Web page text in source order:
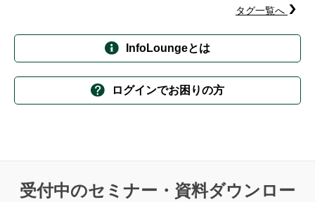
タグ一覧へ
InfoLoungeとは
ログインでお困りの方
受付中のセミナー・資料ダウンロー